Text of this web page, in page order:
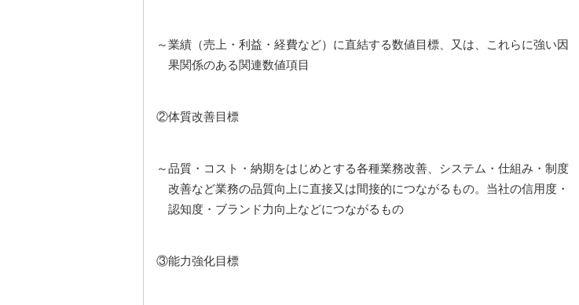
～業績（売上・利益・経費など）に直結する数値目標、又は、これらに強い因
果関係のある関連数値項目
②体質改善目標
～品質・コスト・納期をはじめとする各種業務改善、システム・仕組み・制度
改善など業務の品質向上に直接又は間接的につながるもの。当社の信用度・
認知度・ブランド力向上などにつながるもの
③能力強化目標